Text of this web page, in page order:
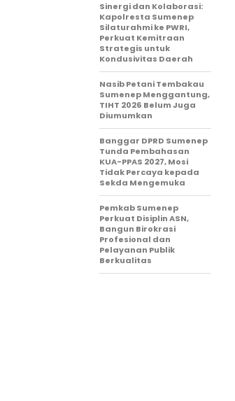
Sinergi dan Kolaborasi:
Kapolresta Sumenep
Silaturahmi ke PWRI,
Perkuat Kemitraan
Strategis untuk
Kondusivitas Daerah
Nasib Petani Tembakau
Sumenep Menggantung,
TIHT 2026 Belum Juga
Diumumkan
Banggar DPRD Sumenep
Tunda Pembahasan
KUA-PPAS 2027, Mosi
Tidak Percaya kepada
Sekda Mengemuka
Pemkab Sumenep
Perkuat Disiplin ASN,
Bangun Birokrasi
Profesional dan
Pelayanan Publik
Berkualitas